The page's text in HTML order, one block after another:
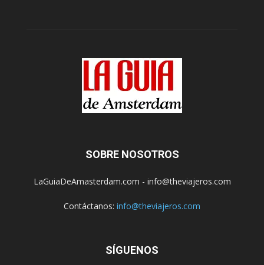
SOBRE NOSOTROS
LaGuiaDeAmasterdam.com - info@theviajeros.com
Contáctanos: info@theviajeros.com
SÍGUENOS